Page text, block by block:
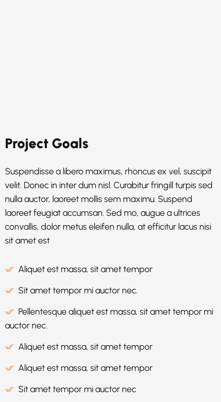
Project Goals
Suspendisse a libero maximus, rhoncus ex vel, suscipit
velit. Donec in inter dum nisl. Curabitur fringill turpis sed
nulla auctor, laoreet mollis sem maximu. Suspend
laoreet feugiat accumsan. Sed mo, augue a ultrices
convallis, dolor metus eleifen nulla, at efficitur lacus nisi
sit amet est
Aliquet est massa, sit amet tempor
Sit amet tempor mi auctor nec.
Pellentesque aliquet est massa, sit amet tempor mi
auctor nec.
Aliquet est massa, sit amet tempor
Aliquet est massa, sit amet tempor
Sit amet tempor mi auctor nec